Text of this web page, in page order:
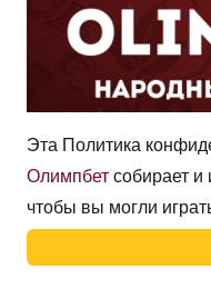
Эта Политика
Олимпбет собирает и
чтобы вы могли